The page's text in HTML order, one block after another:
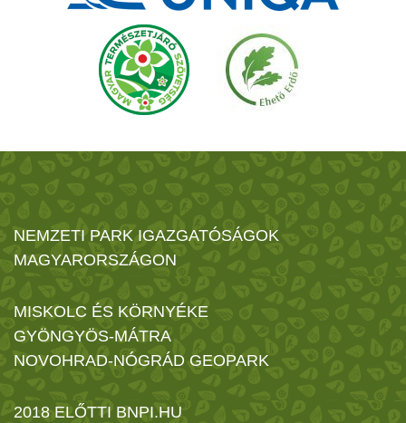
NEMZETI PARK IGAZGATÓSÁGOK
MAGYARORSZÁGON
MISKOLC ÉS KÖRNYÉKE
GYÖNGYÖS-MÁTRA
NOVOHRAD-NÓGRÁD GEOPARK
2018 ELŐTTI BNPI.HU